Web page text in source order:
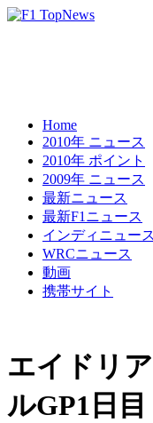
Home
2010年 ニュース
2010年 ポイント
2009年 ニュース
最新ニュース
最新F1ニュース
インディニュース
WRCニュース
動画
携帯サイト
エイドリ
ルGP1日目